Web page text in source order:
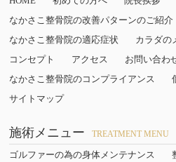
なかさこ整骨院の改善パターンのご紹介
なかさこ整骨院の適応症状
カラダの
コンセプト
アクセス
お問い合わ
なかさこ整骨院のコンプライアンス
サイトマップ
施術メニュー TREATMENT MENU
ゴルファーの為の身体メンテナンス